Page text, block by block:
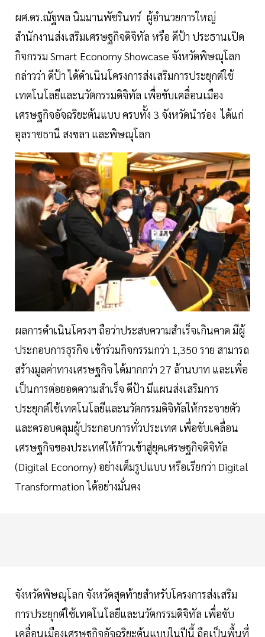
ผศ.ดร.ณัฐพล นิมมานพัชรินทร์ ผู้อำนวยการใหญ่
สำนักงานส่งเสริมเศรษฐกิจดิจิทัล หรือ ดีป้า ประธานเปิด
กิจกรรม Smart Economy Showcase จังหวัดพิษณุโลก
กล่าวว่า ดีป้า ได้ดำเนินโครงการส่งเสริมการประยุกต์ใช้
เทคโนโลยีและนวัตกรรมดิจิทัล เพื่อขับเคลื่อนเมือง
เศรษฐกิจอัจฉริยะต้นแบบ ครบทั้ง 3 จังหวัดนำร่อง ได้แก่
อุลราชธานี สงขลา และพิษณุโลก
ผลการดำเนินโครงฯ ถือว่าประสบความสำเร็จเกินคาด มีผู้
ประกอบการธุรกิจ เข้าร่วมกิจกรรมกว่า 1,350 ราย สามารถ
สร้างมูลค่าทางเศรษฐกิจ ได้มากกว่า 27 ล้านบาท และเพื่อ
เป็นการต่อยอดความสำเร็จ ดีป้า มีแผนส่งเสริมการ
ประยุกต์ใช้เทคโนโลยีและนวัตกรรมดิจิทัลให้กระจายตัว
และครอบคลุมผู้ประกอบการทั่วประเทศ เพื่อขับเคลื่อน
เศรษฐกิจของประเทศให้ก้าวเข้าสู่ยุคเศรษฐกิจดิจิทัล
(Digital Economy) อย่างเต็มรูปแบบ หรือเรียกว่า Digital
Transformation ได้อย่างมั่นคง
จังหวัดพิษณุโลก จังหวัดสุดท้ายสำหรับโครงการส่งเสริม
การประยุกต์ใช้เทคโนโลยีและนวัตกรรมดิจิทัล เพื่อขับ
เคลื่อนเมืองเศรษฐกิจอัจฉริยะต้นแบบในปีนี้ ถือเป็นพื้นที่